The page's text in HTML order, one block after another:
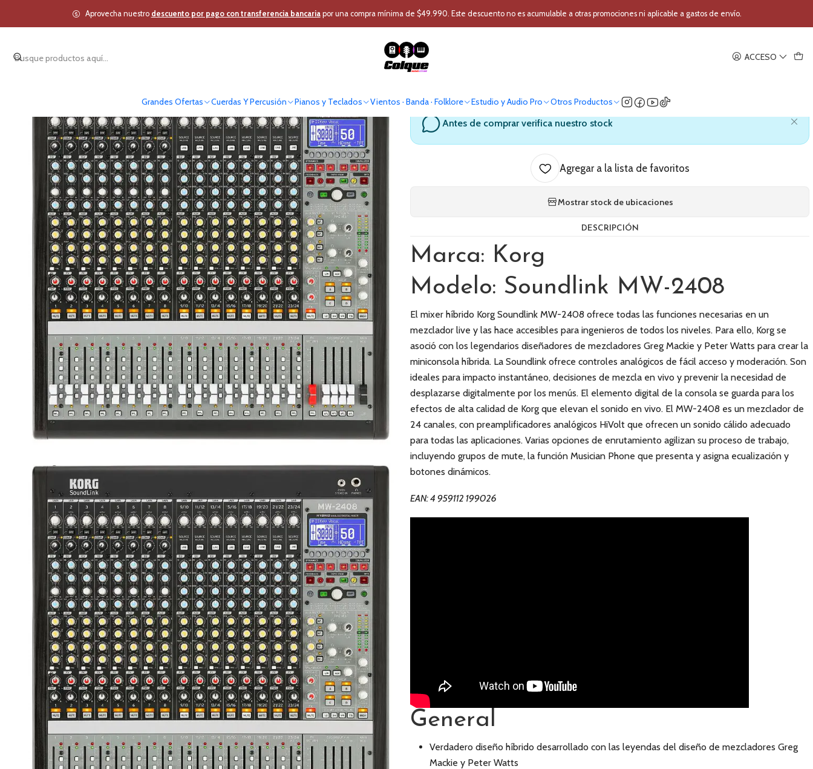
ACCESO
Grandes Ofertas Cuerdas Y Percusión Pianos y Teclados Vientos · Banda · Folklore Estudio y Audio Pro Otros Productos
Aprovecha nuestro descuento por pago con transferencia bancariapor una compra mínima de $49.990. Este descuento no es acumulable a otras promociones ni aplicable a gastos de envío.
Inicio Estudio y Audio Pro Audio Profesional Mixer - Cabezal Mixer Digital Mixer Hibrido Analogico-Digital Korg Soundlink MW-2408
Mixer Hibrido Analogico-Digital Korg
Antes de comprar verifica nuestro stock
Agregar a la lista de favoritos
Mostrar stock de ubicaciones
DESCRIPCIÓN
Marca: Korg
Modelo: Soundlink MW-2408
El mixer híbrido Korg Soundlink MW-2408 ofrece todas las funciones necesarias en un
mezclador live y las hace accesibles para ingenieros de todos los niveles. Para ello, Korg se
asoció con los legendarios diseñadores de mezcladores Greg Mackie y Peter Watts para crear la
miniconsola híbrida. La Soundlink ofrece controles analógicos de fácil acceso y moderación. Son
ideales para impacto instantáneo, decisiones de mezcla en vivo y prevenir la necesidad de
desplazarse digitalmente por los menús. El elemento digital de la consola se guarda para los
efectos de alta calidad de Korg que elevan el sonido en vivo. El MW-2408 es un mezclador de
24 canales, con preamplificadores analógicos HiVolt que ofrecen un sonido cálido adecuado
para todas las aplicaciones. Varias opciones de enrutamiento agilizan su proceso de trabajo,
incluyendo grupos de mute, la función Musician Phone que presenta y asigna ecualización y
botones dinámicos.
EAN: 4 959112 199026
General
Verdadero diseño híbrido desarrollado con las leyendas del diseño de mezcladores Greg
Mackie y Peter Watts